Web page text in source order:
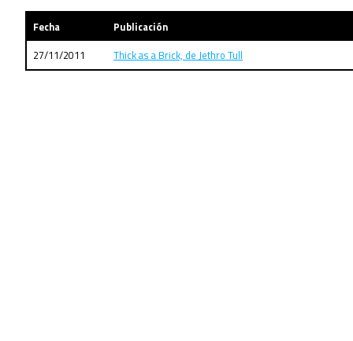
Fecha
Publicación
27/11/2011
Thick as a Brick, de Jethro Tull